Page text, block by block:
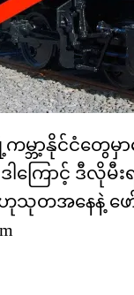
မ္ဘာ့နိုင်ငံတွေမှ
ကြောင့် ဒီလိုမီ
တအနေနဲ့ ဖော်